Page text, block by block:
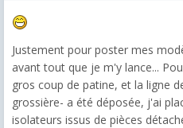
Justement pour poster mes
avant tout que je m'y lance...
gros coup de patine, et la ligne
grossière- a été déposée, j'ai
isolateurs issus de pièces